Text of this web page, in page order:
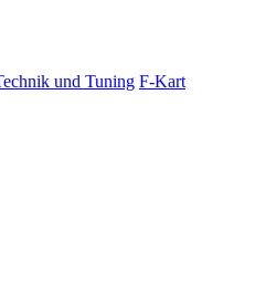
und Tuning F-Kart